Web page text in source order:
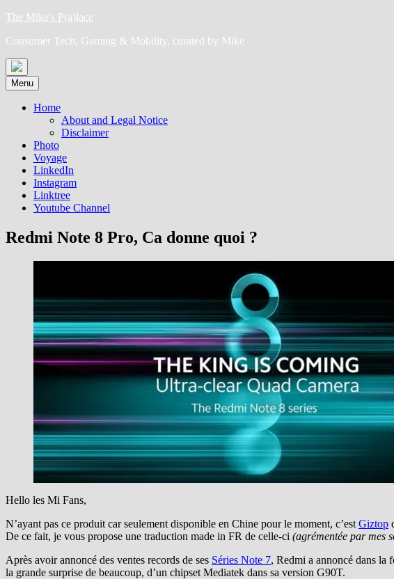
Skip
content
The Mike's P(a)lace
Consumer Tech, Gaming & Mobility, curated by Mike
Menu
Home
About and Legal Notice
Disclaimer
Photo
Voyage
LinkedIn
Instagram
Linktree
Youtube Channel
Redmi Note 8 Pro, Ca donne quoi ?
Hello les Mi Fans,
N’ayant pas ce produit car seulement disponible en Chine pour le moment, c’est Giztop
De ce fait, je vous propose une traduction made in FR de celle-ci (agrémentée par mes
Après avoir annoncé des ventes records de ses Séries Note 7, Redmi a annoncé dans la
la grande surprise de beaucoup, d’un chipset Mediatek dans sa version G90T.